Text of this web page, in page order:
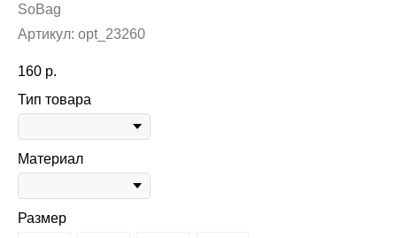
SoBag
Артикул: opt_23260
160 р.
Тип товара
Материал
Размер